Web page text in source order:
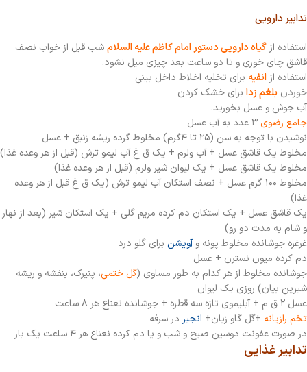
تدابیر دارویی
استفاده ازگیاه دارویی دستور امام كاظم علیه السلامشب قبل از خواب نصف
قاشق چاى خورى و تا دو ساعت بعد چيزى ميل نشود.
استفاده ازانفیه برای تخلیه اخلاط داخل بینی
خوردن بلغم زدا برای خشک کردن
آب جوش و عسل بخورید.
جامع رضوی
نوشیدن با توجه به سن (۲۵ تا ۴گرم) مخلوط گرده ریشه زنبق + عسل
مخلوط یک قاشق عسل + آب ولرم + یک ق غ آب لیمو ترش (قبل از هر وعده غذا)
مخلوط یک قاشق عسل + یک لیوان شیر ولرم (قبل از هر وعده غذا)
مخلوط ۱۰۰ گرم عسل + نصف استکان آب لیمو ترش (یک ق غ قبل از هر وعده
غذا)
یک قاشق عسل + یک استکان دم کرده مریم گلی + یک استکان شیر (بعد از نهار
و شام به مدت دو رو)
غرغره جوشانده مخلوط پونه وآویشن برای گلو درد
دم کرده میون نسترن + عسل
جوشانده مخلوط از هر کدام به طور مساوی (گل ختمی، پنیرک، بنفشه و ریشه
شیرین بیان) روزی یک لیوان
عسل ۲ ق م + آبلیموی تازه سه قطره + جوشانده نعناع هر ۸ ساعت
تخم رازیانه +گل گاو زبان+ انجیر در سرفه
در صورت عفونت دوسین صبح و شب و یا دم کرده نعناع هر ۴ ساعت یک بار
تدابیر غذایی